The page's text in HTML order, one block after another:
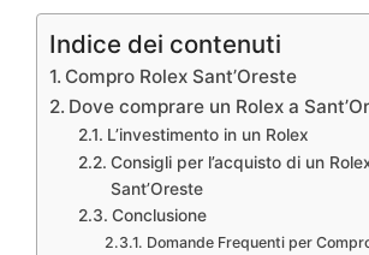
Indice dei contenuti
Compro Rolex Sant’Oreste
Dove comprare un Rolex a
L’investimento in un Rolex
Consigli per l’acquisto di un
Sant’Oreste
Conclusione
Domande Frequenti per